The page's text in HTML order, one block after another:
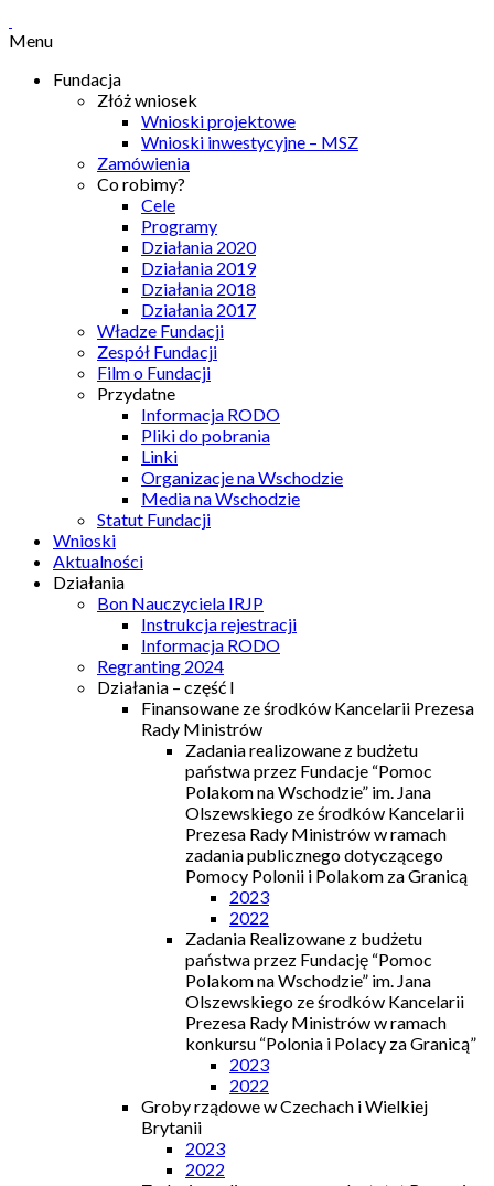
Menu
Fundacja
Złóż wniosek
Wnioski projektowe
Wnioski inwestycyjne – MSZ
Zamówienia
Co robimy?
Cele
Programy
Działania 2020
Działania 2019
Działania 2018
Działania 2017
Władze Fundacji
Zespół Fundacji
Film o Fundacji
Przydatne
Informacja RODO
Pliki do pobrania
Linki
Organizacje na Wschodzie
Media na Wschodzie
Statut Fundacji
Wnioski
Aktualności
Działania
Bon Nauczyciela IRJP
Instrukcja rejestracji
Informacja RODO
Regranting 2024
Działania – część I
Finansowane ze środków Kancelarii Prezesa
Rady Ministrów
Zadania realizowane z budżetu
państwa przez Fundacje “Pomoc
Polakom na Wschodzie” im. Jana
Olszewskiego ze środków Kancelarii
Prezesa Rady Ministrów w ramach
zadania publicznego dotyczącego
Pomocy Polonii i Polakom za Granicą
2023
2022
Zadania Realizowane z budżetu
państwa przez Fundację “Pomoc
Polakom na Wschodzie” im. Jana
Olszewskiego ze środków Kancelarii
Prezesa Rady Ministrów w ramach
konkursu “Polonia i Polacy za Granicą”
2023
2022
Groby rządowe w Czechach i Wielkiej
Brytanii
2023
2022